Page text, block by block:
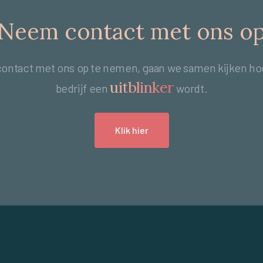
contact met ons
met ons op te nemen, gaan we samen kijken
bedrijf een uitblinker wordt.
Klik hier